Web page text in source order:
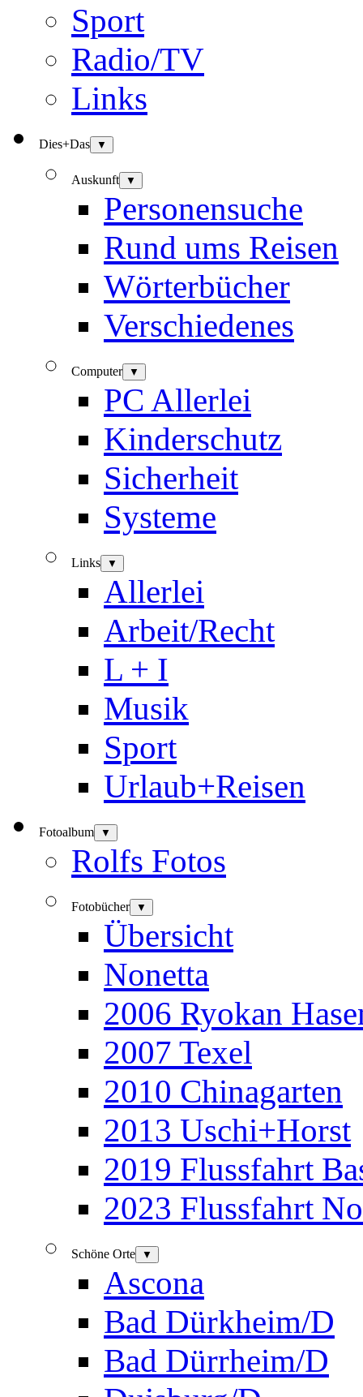
Sport
Radio/TV
Links
Dies+Das ▼
Auskunft ▼
Personensuche
Rund ums Reisen
Wörterbücher
Verschiedenes
Computer ▼
PC Allerlei
Kinderschutz
Sicherheit
Systeme
Links ▼
Allerlei
Arbeit/Recht
L + I
Musik
Sport
Urlaub+Reisen
Fotoalbum ▼
Rolfs Fotos
Fotobücher ▼
Übersicht
Nonetta
2006 Ryokan
2007 Texel
2010 Chinagarten
2013 Uschi+Horst
2019 Flussfahrt
2023 Flussfahrt
Schöne Orte ▼
Ascona
Bad Dürkheim/D
Bad Dürrheim/D